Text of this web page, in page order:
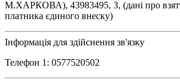
М.ХАРКОВА), 43983495, 3, (дані про
платника єдиного внеску)
Інформація для здійснення зв'язку
Телефон 1: 0577520502